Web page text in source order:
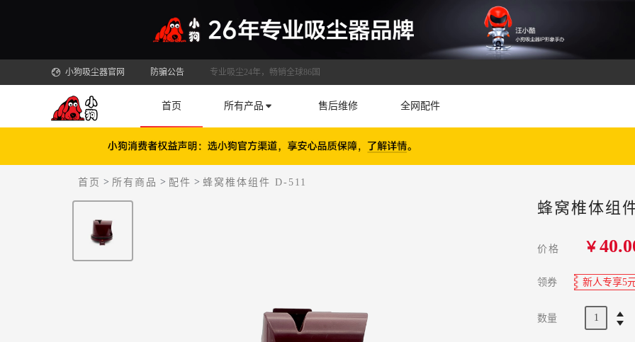
小狗吸尘器官网 防骗公告 专业吸尘24年，畅销全球86国
首页 所有产品 售后维修 全网配件
首页 > 所有商品 > 配件 > 蜂窝椎体组件 D-511
蜂窝椎体组
价格 ￥
领券 新人专享5
数量